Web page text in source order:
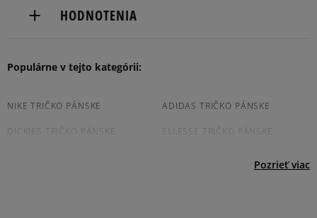
Dostupné spôsoby doručenia:
boxy: Z-BOX),
slovenská pošta - na adresu,
Dostupné spôsoby platby:
prevod,
Colosseum
Product.Safety.EMEA@nike.com
HODNOTENIA
Produkt nemá žiadne recenzie
Populárne v tejto kategórii:
NIKE TRIČKO PÁNSKE ADIDAS TRIČKO PÁNSKE
DICKIES TRIČKO PÁNSKE ELLESSE TRIČKO PÁNSKE
Pozrieť viac